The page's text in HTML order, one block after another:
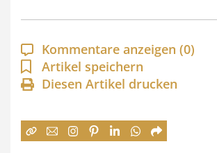
p
a
n
n
:
Kommentare anzeigen (0)
Artikel speichern
Diesen Artikel drucken